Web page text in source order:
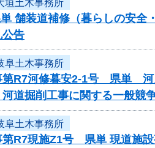
垣土木事務所
舗装道補修（暮らしの安
公告
阜土木事務所
第R7河修暮安2-1号 県単
道掘削工事に関する一般競
阜土木事務所
第R7現施Z1号 県単 現道